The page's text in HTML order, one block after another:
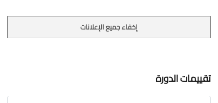
إخفاء جميع الإعلانات
تقييمات الدورة